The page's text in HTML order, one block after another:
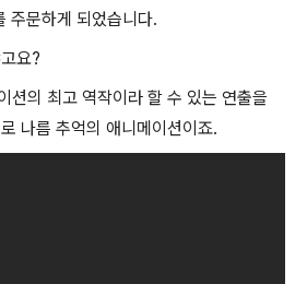
문하게 되었습니다.
요?
션의 최고 역작이라 할 수 있는 연출을
나름 추억의 애니메이션이죠.